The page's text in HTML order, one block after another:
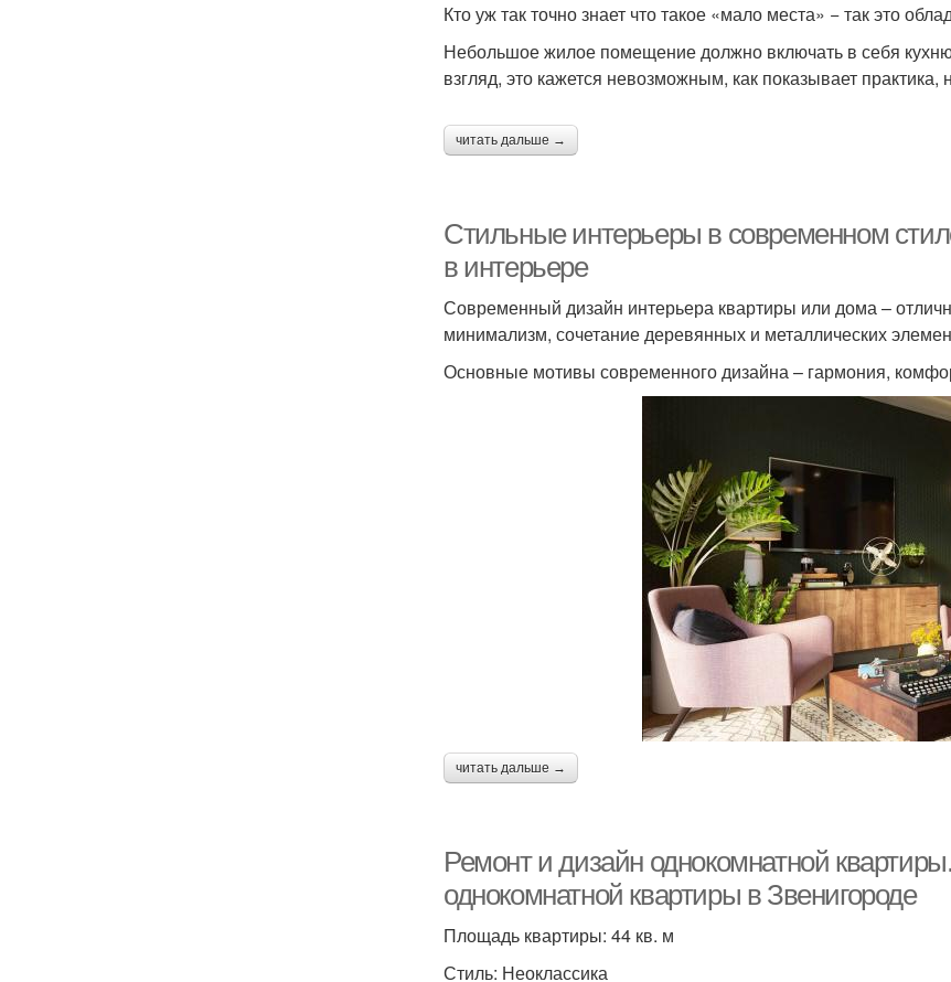
Кто уж так точно знает что такое «мало места» − так это
Небольшое жилое помещение должно включать в себя
взгляд, это кажется невозможным, как показывает
читать дальше →
Стильные интерьеры в современном
в интерьере
Современный дизайн интерьера квартиры или дома –
минимализм, сочетание деревянных и металлических
Основные мотивы современного дизайна – гармония,
читать дальше →
Ремонт и дизайн однокомнатной
однокомнатной квартиры в Звенигороде
Площадь квартиры: 44 кв. м
Стиль: Неоклассика